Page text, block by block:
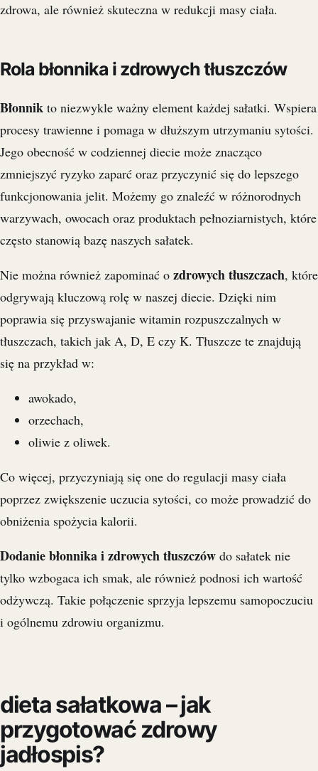
zdrowa, ale również skuteczna w redukcji masy ciała.
Rola błonnika i zdrowych tłuszczów
Błonnik to niezwykle ważny element każdej sałatki. Wspiera
procesy trawienne i pomaga w dłuższym utrzymaniu sytości.
Jego obecność w codziennej diecie może znacząco
zmniejszyć ryzyko zaparć oraz przyczynić się do lepszego
funkcjonowania jelit. Możemy go znaleźć w różnorodnych
warzywach, owocach oraz produktach pełnoziarnistych, które
często stanowią bazę naszych sałatek.
Nie można również zapominać o zdrowych tłuszczach, które
odgrywają kluczową rolę w naszej diecie. Dzięki nim
poprawia się przyswajanie witamin rozpuszczalnych w
tłuszczach, takich jak A, D, E czy K. Tłuszcze te znajdują
się na przykład w:
awokado,
orzechach,
oliwie z oliwek.
Co więcej, przyczyniają się one do regulacji masy ciała
poprzez zwiększenie uczucia sytości, co może prowadzić do
obniżenia spożycia kalorii.
Dodanie błonnika i zdrowych tłuszczów do sałatek nie
tylko wzbogaca ich smak, ale również podnosi ich wartość
odżywczą. Takie połączenie sprzyja lepszemu samopoczuciu
i ogólnemu zdrowiu organizmu.
dieta sałatkowa – jak
przygotować zdrowy
jadłospis?